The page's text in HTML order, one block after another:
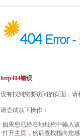
http404错误
没有找到您要访问的页面，
请尝试以下操作：
·如果您已经在地址栏中输入
·打开主页 ，然后查找指向您